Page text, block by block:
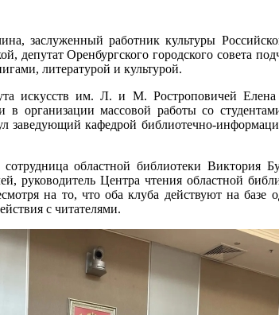
заслуженный работник культуры
депутат Оренбургского городского совета
литературой и культурой.
искусств им. Л. и М. Ростроповичей
организации массовой работы со
заведующий кафедрой библиотечно-
областной библиотеки Виктория
руководитель Центра чтения областной
на то, что оба клуба действуют на
с читателями.